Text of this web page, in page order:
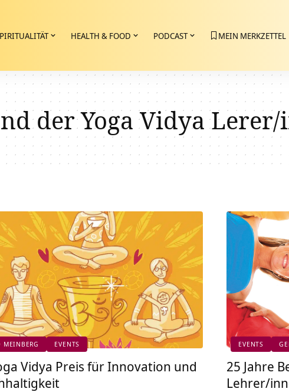
HEALTH & FOOD PODCAST MEIN MERKZETTEL
der Yoga Vidya Lerer/
MEINBERG EVENTS
Vidya Preis für Innovation und
EVENTS
25 Jahre
Lehrer/